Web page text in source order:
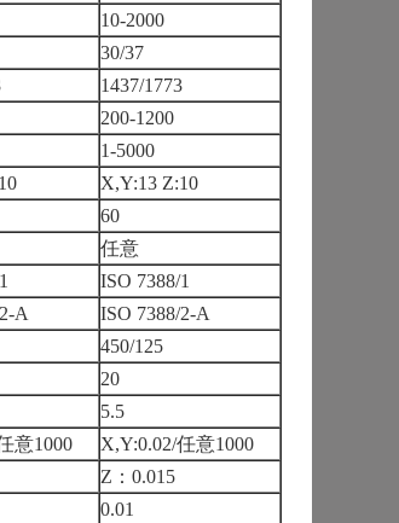
10-2000
30/37
1437/1773
200-1200
1-5000
X,Y:13 Z:10
60
任意
ISO 7388/1
A
ISO 7388/2-A
450/125
20
5.5
意1000
X,Y:0.02/任意1000
Z：0.015
0.01